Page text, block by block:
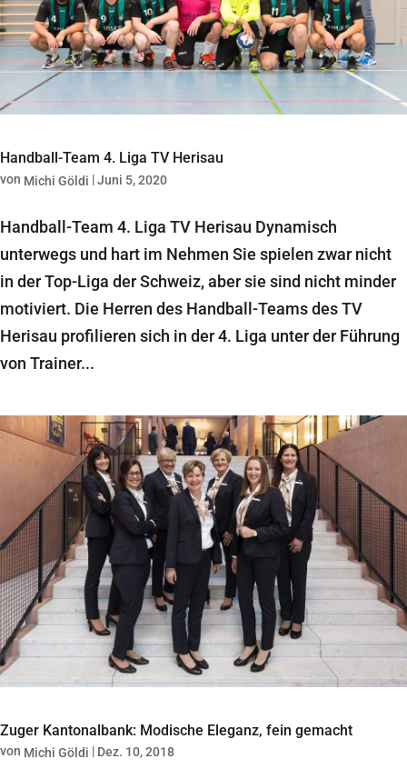
Handball-Team 4. Liga TV Herisau
von Michi Göldi |Juni 5, 2020
Handball-Team 4. Liga TV Herisau Dynamisch
unterwegs und hart im Nehmen Sie spielen zwar nicht
in der Top-Liga der Schweiz, aber sie sind nicht minder
motiviert. Die Herren des Handball-Teams des TV
Herisau profilieren sich in der 4. Liga unter der Führung
von Trainer...
Zuger Kantonalbank: Modische Eleganz, fein gemacht
von Michi Göldi | Dez. 10, 2018